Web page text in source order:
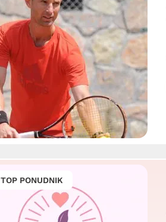
TOP PONUDNIK